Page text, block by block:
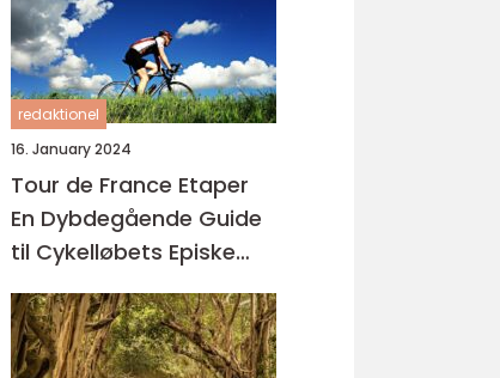
redaktionel
16. January 2024
Tour de France Etaper
En Dybdegående Guide
til Cykelløbets Episke
Ruter